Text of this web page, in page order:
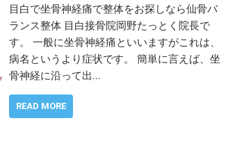
目白で坐骨神経痛で整体をお探しなら仙骨バ
ランス整体 目白接骨院岡野たっとく院長で
す。 一般に坐骨神経痛といいますがこれは、
病名というより症状です。 簡単に言えば、坐
骨神経に沿って出…
READ MORE